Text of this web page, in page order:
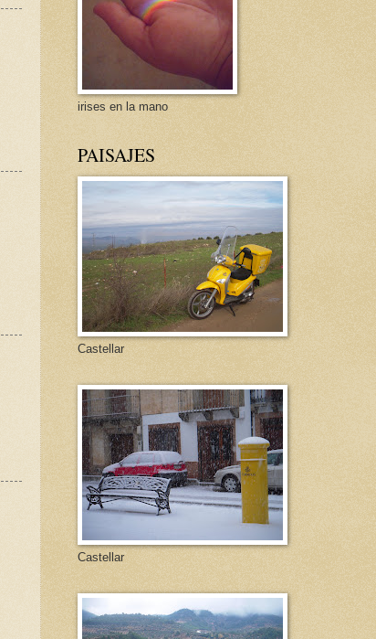
irises en la mano
PAISAJES
Castellar
Castellar